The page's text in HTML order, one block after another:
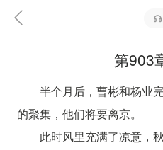
第903
半个月后，曹彬和杨业
的聚集，他们将要离京。
此时风里充满了凉意，